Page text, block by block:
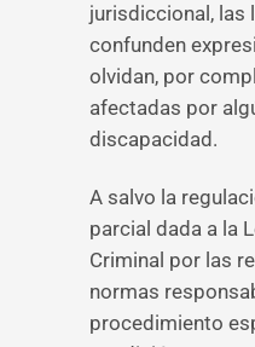
jurisdiccional, las
confunden
olvidan, por
afectadas por
discapacidad.
A salvo la
parcial dada a la
Criminal por las
normas
procedimiento